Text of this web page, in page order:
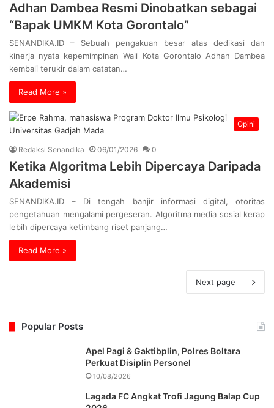
Adhan Dambea Resmi Dinobatkan sebagai
“Bapak UMKM Kota Gorontalo”
SENANDIKA.ID – Sebuah pengakuan besar atas dedikasi dan
kinerja nyata kepemimpinan Wali Kota Gorontalo Adhan Dambea
kembali terukir dalam catatan…
Read More »
Opini
Redaksi Senandika 06/01/2026 0
Ketika Algoritma Lebih Dipercaya Daripada
Akademisi
SENANDIKA.ID – Di tengah banjir informasi digital, otoritas
pengetahuan mengalami pergeseran. Algoritma media sosial kerap
lebih dipercaya ketimbang riset panjang…
Read More »
Next page
Popular Posts
Apel Pagi & Gaktibplin, Polres Boltara
Perkuat Disiplin Personel
10/08/2026
Lagada FC Angkat Trofi Jagung Balap Cup